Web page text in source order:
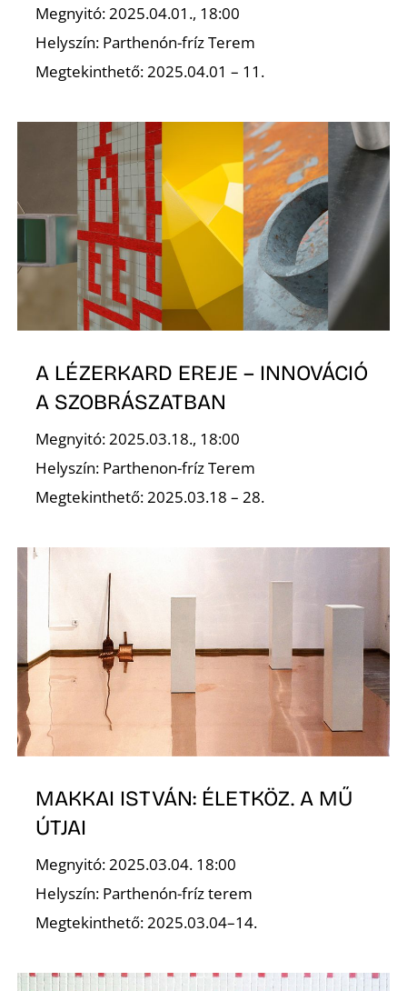
Megnyitó: 2025.04.01., 18:00
Helyszín: Parthenón-fríz Terem
Megtekinthető: 2025.04.01 – 11.
A LÉZERKARD EREJE – INNOVÁCIÓ
A SZOBRÁSZATBAN
Megnyitó: 2025.03.18., 18:00
Helyszín: Parthenon-fríz Terem
Megtekinthető: 2025.03.18 – 28.
MAKKAI ISTVÁN: ÉLETKÖZ. A MŰ
ÚTJAI
Megnyitó: 2025.03.04. 18:00
Helyszín: Parthenón-fríz terem
Megtekinthető: 2025.03.04–14.